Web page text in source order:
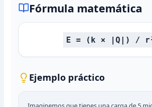
Fórmula matemática
E = (k × |Q|) /
Ejemplo práctico